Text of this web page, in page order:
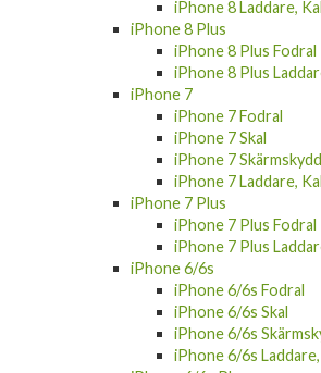
iPhone 8 Laddare,
iPhone 8 Plus
iPhone 8 Plus Fodral
iPhone 8 Plus
iPhone 7
iPhone 7 Fodral
iPhone 7 Skal
iPhone 7
iPhone 7 Laddare,
iPhone 7 Plus
iPhone 7 Plus Fodral
iPhone 7 Plus
iPhone 6/6s
iPhone 6/6s Fodral
iPhone 6/6s Skal
iPhone 6/6s
iPhone 6/6s